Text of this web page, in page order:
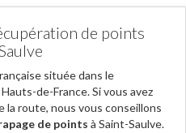
de points
située dans le
de-France. Si vous avez
la route, nous vous conseillons
de points à Saint-Saulve.